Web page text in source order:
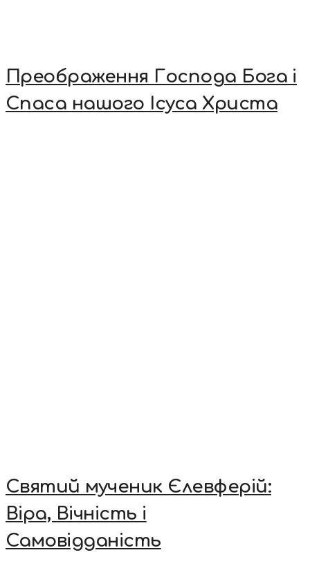
Преображення Господа Бога і
Спаса нашого Ісуса Христа
Святий мученик Єлевферій:
Віра, Вічність і
Самовідданість